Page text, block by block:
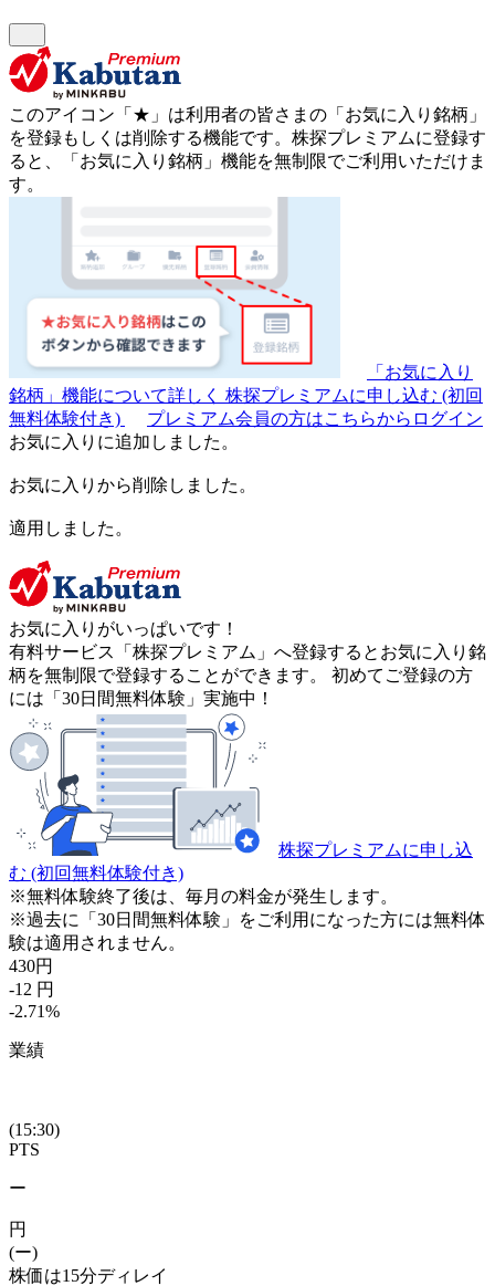
このアイコン 「★」 は利用者の皆さまの 「お気に入り銘柄」
を登録もしくは削除する機能です。 株探プレミアムに登録す
ると、「お気に入り銘柄」機能を無制限でご利用いただけま
す。
「お気に入り
銘柄」機能について詳しく 株探プレミアムに申し込む (初回
無料体験付き)
プレミアム会員の方はこちらからログイン
お気に入りに追加しました。
お気に入りから削除しました。
適用しました。
お気に入りがいっぱいです！
有料サービス「株探プレミアム」へ登録するとお気に入り銘
柄を無制限で登録することができます。 初めてご登録の方
には「30日間無料体験」実施中！
株探プレミアムに申し込
む (初回無料体験付き)
※無料体験終了後は、毎月の料金が発生します。
※過去に「30日間無料体験」をご利用になった方には無料体
験は適用されません。
430円
-12 円
-2.71%
業績
(15:30)
PTS
ー
円
(ー)
株価は15分ディレイ